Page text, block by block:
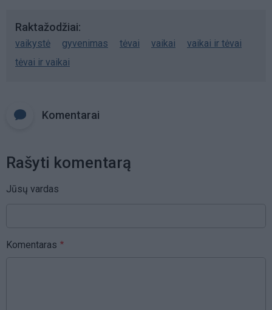
Raktažodžiai
vaikystė gyvenimas tėvai vaikai
vaikai ir tėvai
tėvai ir vaikai
Komentarai
Rašyti komentarą
Jūsų vardas
Komentaras